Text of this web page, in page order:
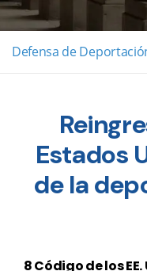
Defensa de
Estados
de la
8 Código de los EE.